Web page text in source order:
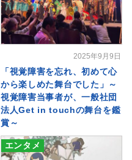
2025年9月9日
「視覚障害を忘れ、初めて心
から楽しめた舞台でした」～
視覚障害当事者が、一般社団
法人Get in touchの舞台を鑑
賞～
エンタメ